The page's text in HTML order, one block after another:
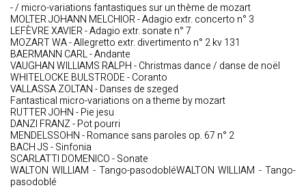
- / micro-variations fantastiques sur un thème de mozart
MOLTER JOHANN MELCHIOR - Adagio extr. concerto n° 3
LEFÈVRE XAVIER - Adagio extr. sonate n° 7
MOZART WA - Allegretto extr. divertimento n° 2 kv 131
BAERMANN CARL - Andante
VAUGHAN WILLIAMS RALPH - Christmas dance / danse de noël
WHITELOCKE BULSTRODE - Coranto
VALLASSA ZOLTAN - Danses de szeged
Fantastical micro-variations on a theme by mozart
RUTTER JOHN - Pie jesu
DANZI FRANZ - Pot pourri
MENDELSSOHN - Romance sans paroles op. 67 n° 2
BACH JS - Sinfonia
SCARLATTI DOMENICO - Sonate
WALTON WILLIAM - Tango-pasodobléWALTON WILLIAM - Tango-
pasodoblé